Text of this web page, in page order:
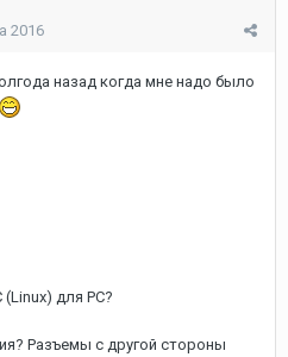
2016
назад когда мне надо было
для PC?
Разъемы с другой стороны